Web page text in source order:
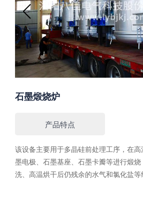
石墨煅烧炉
产品特点
该设备主要用于多晶硅前处理工序，在
墨电极、石墨基座、石墨卡瓣等进行煅
洗、高温烘干后仍残余的水气和氯化盐